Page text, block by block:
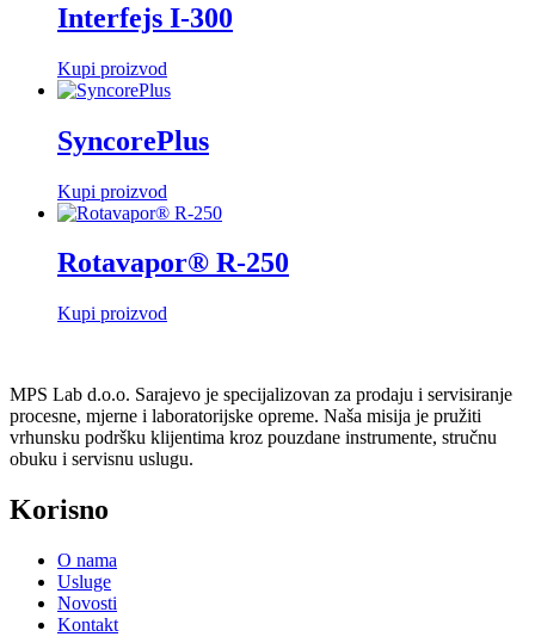
Interfejs I-300
Kupi proizvod
SyncorePlus
Kupi proizvod
Rotavapor® R-250
Kupi proizvod
MPS Lab d.o.o. Sarajevo je specijalizovan za prodaju i servisiranje
procesne, mjerne i laboratorijske opreme. Naša misija je pružiti
vrhunsku podršku klijentima kroz pouzdane instrumente, stručnu
obuku i servisnu uslugu.
Korisno
O nama
Usluge
Novosti
Kontakt